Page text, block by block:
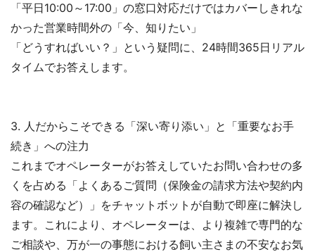
「平日10:00～17:00」の窓口対応だけではカバーしきれな
かった営業時間外の「今、知りたい」
「どうすればいい？」という疑問に、24時間365日リアル
タイムでお答えします。
3. 人だからこそできる「深い寄り添い」と「重要なお手
続き」への注力
これまでオペレーターがお答えしていたお問い合わせの多
くを占める「よくあるご質問（保険金の請求方法や契約内
容の確認など）」をチャットボットが自動で即座に解決し
ます。これにより、オペレーターは、より複雑で専門的な
ご相談や、万が一の事態における飼い主さまの不安なお気